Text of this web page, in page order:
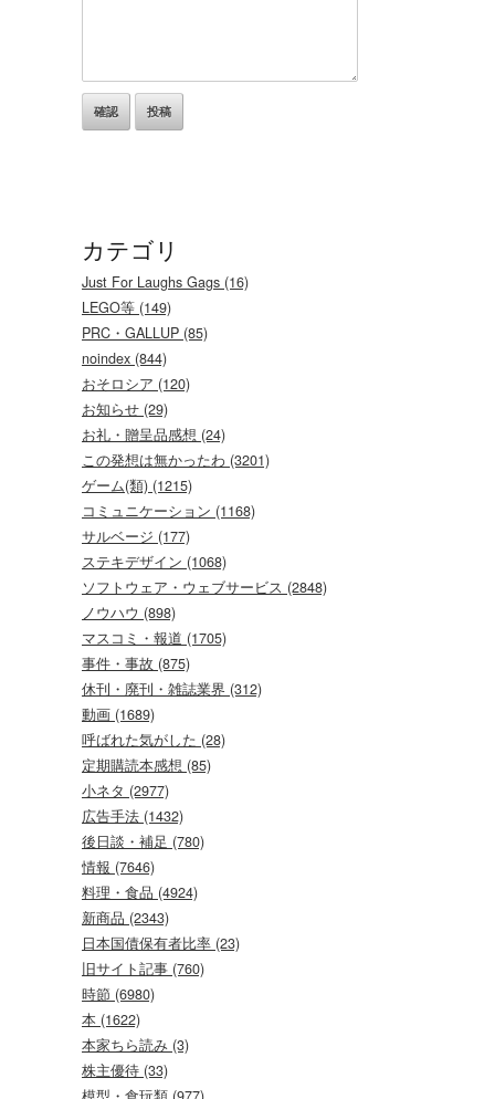
カテゴリ
Just For Laughs Gags (16)
LEGO等 (149)
PRC・GALLUP (85)
noindex (844)
おそロシア (120)
お知らせ (29)
お礼・贈呈品感想 (24)
この発想は無かったわ (3201)
ゲーム(類) (1215)
コミュニケーション (1168)
サルベージ (177)
ステキデザイン (1068)
ソフトウェア・ウェブサービス (2848)
ノウハウ (898)
マスコミ・報道 (1705)
事件・事故 (875)
休刊・廃刊・雑誌業界 (312)
動画 (1689)
呼ばれた気がした (28)
定期購読本感想 (85)
小ネタ (2977)
広告手法 (1432)
後日談・補足 (780)
情報 (7646)
料理・食品 (4924)
新商品 (2343)
日本国債保有者比率 (23)
旧サイト記事 (760)
時節 (6980)
本 (1622)
本家ちら読み (3)
株主優待 (33)